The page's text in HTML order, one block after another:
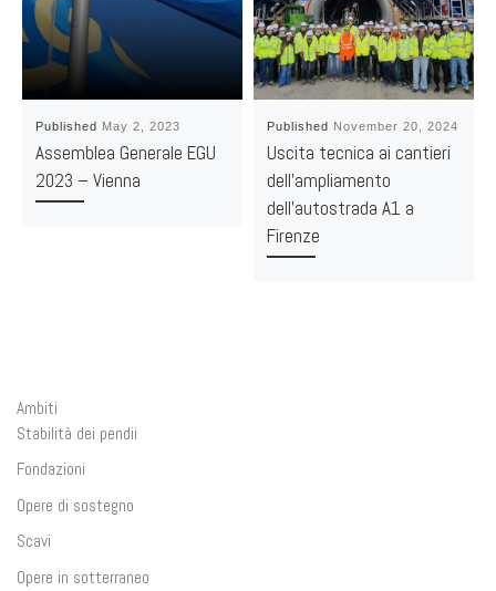
Published May 2, 2023
Assemblea Generale EGU
2023 – Vienna
Published November 20, 2024
Uscita tecnica ai cantieri
dell’ampliamento
dell’autostrada A1 a
Firenze
Ambiti
Stabilità dei pendii
Fondazioni
Opere di sostegno
Scavi
Opere in sotterraneo